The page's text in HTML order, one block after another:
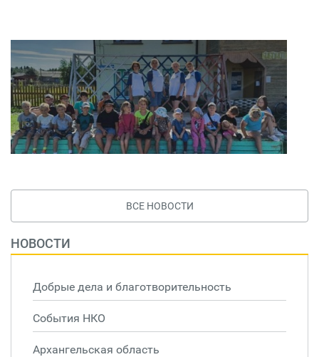
ВСЕ НОВОСТИ
НОВОСТИ
Добрые дела и благотворительность
События НКО
Архангельская область